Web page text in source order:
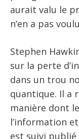
aurait valu le
n’en a pas
Stephen
sur la perte
dans un trou
quantique. Il a
manière dont
l’information et
est suivi publié